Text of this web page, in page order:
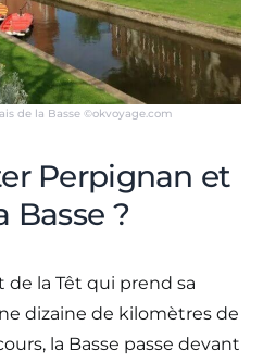
de la Basse ©okvoyage.com
Perpignan et
Basse ?
de la Têt qui prend sa
dizaine de kilomètres de
la Basse passe devant